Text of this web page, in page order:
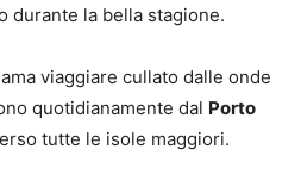
durante la bella stagione.
viaggiare cullato dalle onde
quotidianamente dal Porto
tutte le isole maggiori.